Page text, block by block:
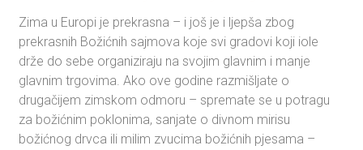
Zima u Europi je prekrasna – i još je i ljepša zbog
prekrasnih Božićnih sajmova koje svi gradovi koji iole
drže do sebe organiziraju na svojim glavnim i manje
glavnim trgovima. Ako ove godine razmišljate o
drugačijem zimskom odmoru – spremate se u potragu
za božićnim poklonima, sanjate o divnom mirisu
božićnog drvca ili milim zvucima božićnih pjesama –